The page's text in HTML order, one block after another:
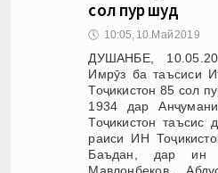
сол пур шуд
🕔 10:05, 10.Май 2019
ДУШАНБЕ,
Имрӯз ба таъсиси
Тоҷикистон 85 сол
1934 дар
Тоҷикистон таъсис
раиси ИН
Баъдан, дар ин